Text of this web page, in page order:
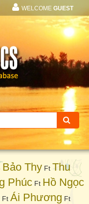
WELCOME GUEST
Bảo Thy Ft Thu
Phúc Ft Hồ Ngọc
Ft Ái Phương Ft